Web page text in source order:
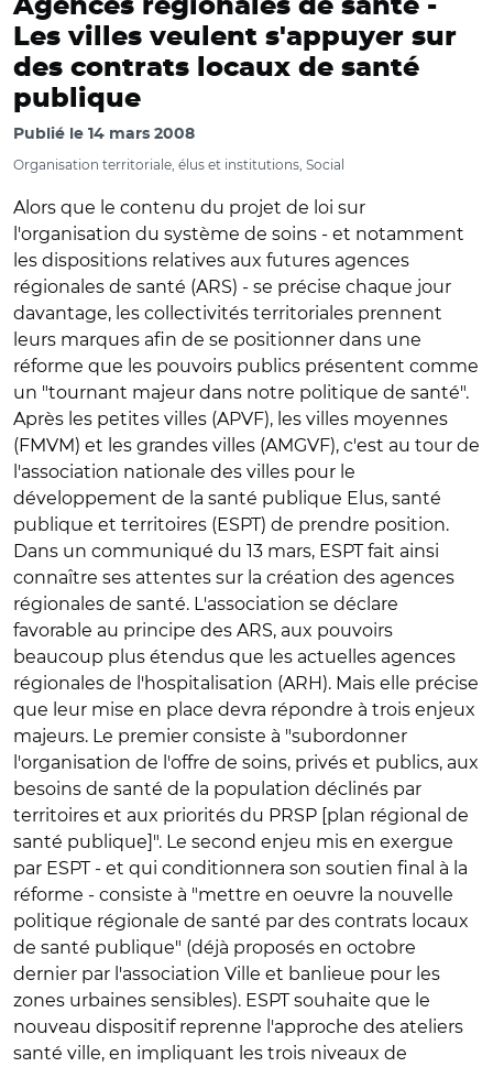
Agences régionales de santé -
Les villes veulent s'appuyer sur
des contrats locaux de santé
publique
Publié le 14 mars 2008
Organisation territoriale, élus et institutions, Social
Alors que le contenu du projet de loi sur
l'organisation du système de soins - et notamment
les dispositions relatives aux futures agences
régionales de santé (ARS) - se précise chaque jour
davantage, les collectivités territoriales prennent
leurs marques afin de se positionner dans une
réforme que les pouvoirs publics présentent comme
un "tournant majeur dans notre politique de santé".
Après les petites villes (APVF), les villes moyennes
(FMVM) et les grandes villes (AMGVF), c'est au tour de
l'association nationale des villes pour le
développement de la santé publique Elus, santé
publique et territoires (ESPT) de prendre position.
Dans un communiqué du 13 mars, ESPT fait ainsi
connaître ses attentes sur la création des agences
régionales de santé. L'association se déclare
favorable au principe des ARS, aux pouvoirs
beaucoup plus étendus que les actuelles agences
régionales de l'hospitalisation (ARH). Mais elle précise
que leur mise en place devra répondre à trois enjeux
majeurs. Le premier consiste à "subordonner
l'organisation de l'offre de soins, privés et publics, aux
besoins de santé de la population déclinés par
territoires et aux priorités du PRSP [plan régional de
santé publique]". Le second enjeu mis en exergue
par ESPT - et qui conditionnera son soutien final à la
réforme - consiste à "mettre en oeuvre la nouvelle
politique régionale de santé par des contrats locaux
de santé publique" (déjà proposés en octobre
dernier par l'association Ville et banlieue pour les
zones urbaines sensibles). ESPT souhaite que le
nouveau dispositif reprenne l'approche des ateliers
santé ville, en impliquant les trois niveaux de